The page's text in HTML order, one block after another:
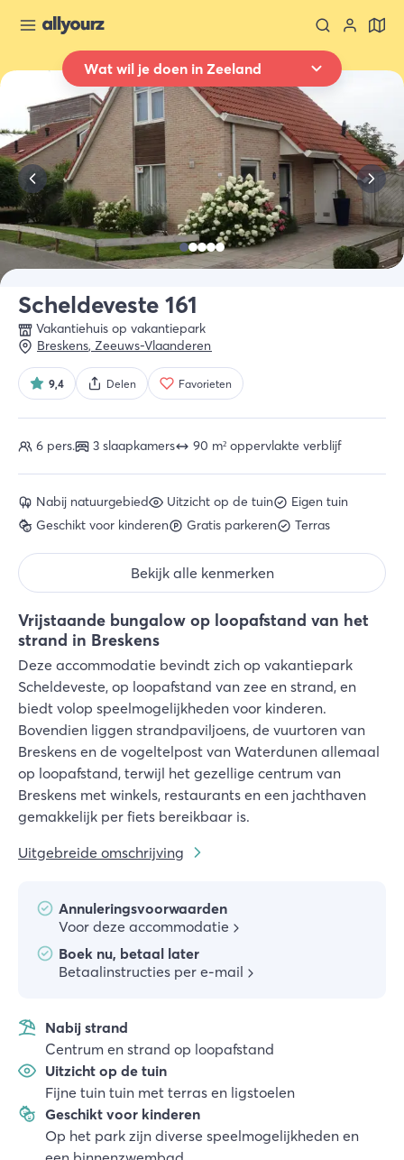
Wat wil je doen in Zeeland
Terug naar overzicht
Overnachten
Waar
Heel Zeeland
Wanneer
Selecteer datum
Alle types
Wie
2 gasten
Zoek
Scheldeveste 161
Vakantiehuis op vakantiepark
Breskens, Zeeuws-Vlaanderen
9,4 Delen Favorieten
Vrijstaande bungalow op loopafstand van het
strand in Breskens
Deze accommodatie bevindt zich op vakantiepark
Scheldeveste, op loopafstand van zee en strand, en
biedt volop speelmogelijkheden voor kinderen.
Bovendien liggen strandpaviljoens, de vuurtoren van
Breskens en de vogeltelpost van Waterdunen allemaal
op loopafstand, terwijl het gezellige centrum van
Breskens met winkels, restaurants en een jachthaven
gemakkelijk per fiets bereikbaar is.
Uitgebreide omschrijving
Annuleringsvoorwaarden
Voor deze accommodatie
Boek nu, betaal later
Betaalinstructies per e-mail
Nabij strand
Centrum en strand op loopafstand
Uitzicht op de tuin
Fijne tuin tuin met terras en ligstoelen
Geschikt voor kinderen
Op het park zijn diverse speelmogelijkheden en
Nabij natuurgebied Uitzicht op de tuin
Eigen tuin
Geschikt voor kinderen
Gratis parkeren Terras
Bekijk alle kenmerken
6 pers. 3 slaapkamers 90 m² oppervlakte verblijf